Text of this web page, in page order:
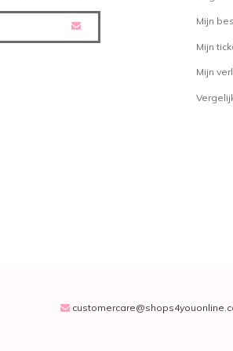
verstuurd vanuit ons logistiek
Mijn
Mijn
Mijn